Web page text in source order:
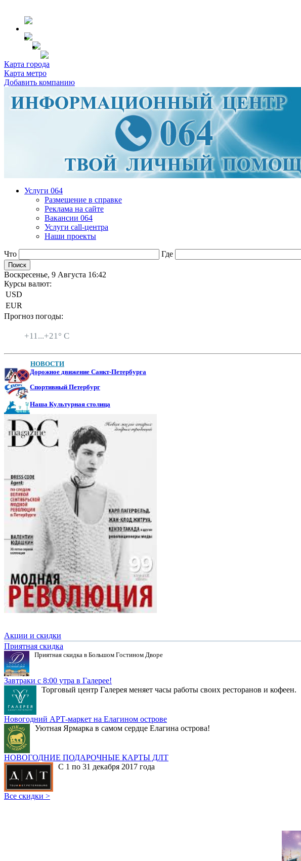
Карта города
Карта метро
Добавить компанию
Услуги 064
Размещение в справке
Реклама на сайте
Вакансии 064
Услуги call-центра
Наши проекты
Что Где
Воскресенье, 9 Августа 16:42
Курсы валют:
USD
EUR
Прогноз погоды:
+11...+21° C
НОВОСТИ
Дорожное движение Санкт-Петербурга
Спортивный Петербург
Наша Культурная столица
Акции и скидки
Приятная скидка
Приятная скидка в Большом Гостином Дворе
Завтраки с 8:00 утра в Галерее!
Торговый центр Галерея меняет часы работы своих ресторанов и кофеен.
Новогодний АРТ-маркет на Елагином острове
Уютная Ярмарка в самом сердце Елагина острова!
НОВОГОДНИЕ ПОДАРОЧНЫЕ КАРТЫ ДЛТ
С 1 по 31 декабря 2017 года
Все скидки >